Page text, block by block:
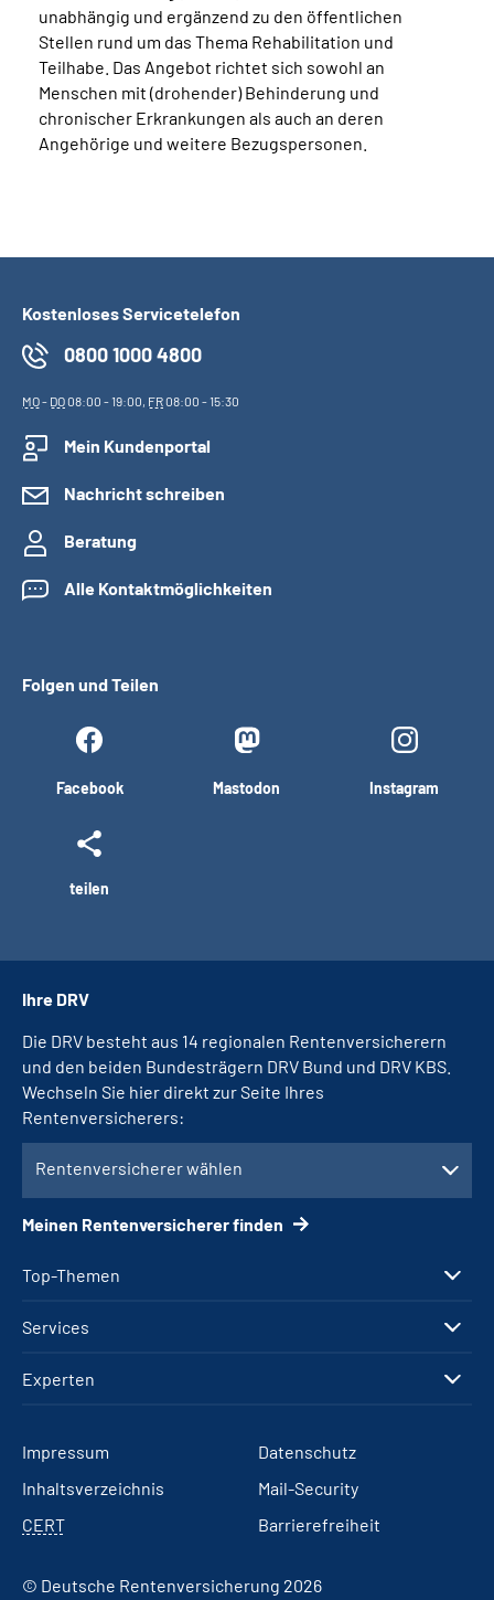
unabhängig und ergänzend zu den öffentlichen
Stellen rund um das Thema Rehabilitation und
Teilhabe. Das Angebot richtet sich sowohl an
Menschen mit (drohender) Behinderung und
chronischer Erkrankungen als auch an deren
Angehörige und weitere Bezugspersonen.
Kostenloses Servicetelefon
0800 1000 4800
MO- DO08:00 - 19:00, FR08:00 - 15:30
Mein Kundenportal
Nachricht schreiben
Beratung
Alle Kontaktmöglichkeiten
Folgen und Teilen
Facebook Mastodon Instagram
teilen
Top-Themen
Services
Experten
Ihre DRV
Die DRV besteht aus 14 regionalen Rentenversicherern
und den beiden Bundesträgern DRV Bund und DRV KBS.
Wechseln Sie hier direkt zur Seite Ihres
Rentenversicherers:
Rentenversicherer wählen
Meinen Rentenversicherer finden
Impressum
Datenschutz
Inhaltsverzeichnis
Mail-Security
CERT
Barrierefreiheit
© Deutsche Rentenversicherung 2026